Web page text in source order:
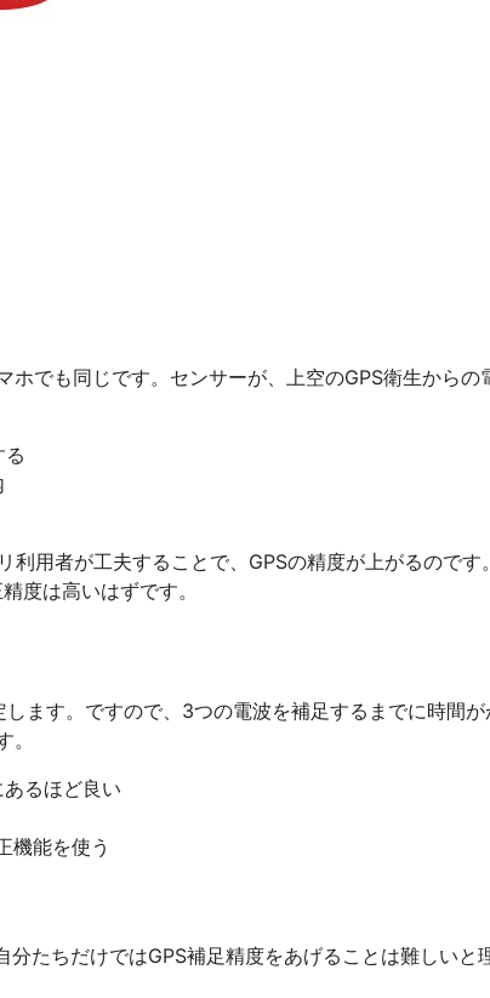
でも同じです。センサーが、上空のGPS衛生からの
用者が工夫することで、GPSの精度が上がるのです
度は高いはずです。
ます。ですので、3つの電波を補足するまでに時間が
るほど良い
機能を使う
たちだけではGPS補足精度をあげることは難しいと